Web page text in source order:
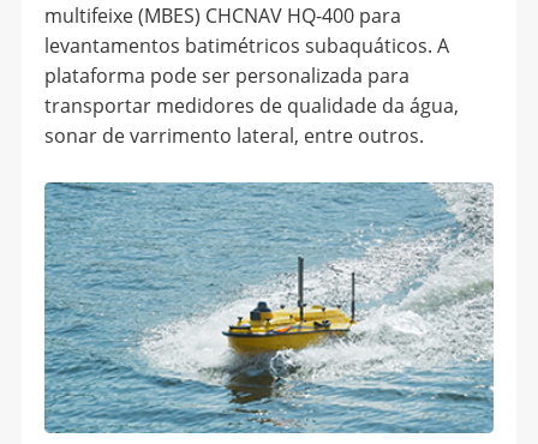
multifeixe (MBES) CHCNAV HQ-400 para
levantamentos batimétricos subaquáticos. A
plataforma pode ser personalizada para
transportar medidores de qualidade da água,
sonar de varrimento lateral, entre outros.